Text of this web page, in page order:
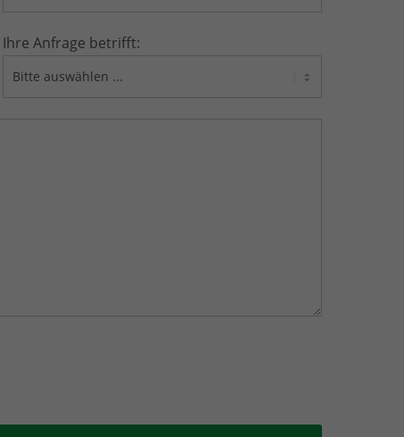
Ihre Anfrage betrifft: